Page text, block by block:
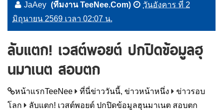
JaAey (ทีมงาน TeeNee.Com)
วันอังคาร ที่ 2
มิถุนายน 2569 เวลา 02:07 น.
ลับแตก! เวสต์พอยต์ ปกปิดข้อมูลฮุ
นมาเนต สอบตก
หน้าแรกTeeNee ที่นี่ข่าววันนี้, ข่าวหน้าหนึ่ง
ข่าวรอบ
โลก
ลับแตก! เวสต์พอยต์ ปกปิดข้อมูลฮุนมาเนต สอบตก